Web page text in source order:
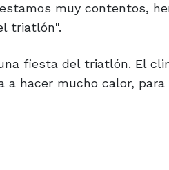
muy contentos,
triatlón".
fiesta del triatlón. El
a hacer mucho calor,